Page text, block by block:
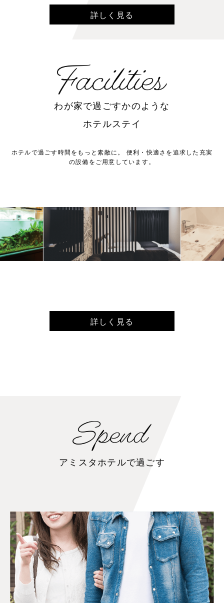
詳しく見る
わが家で過ごすかのような
ホテルステイ
ホテルで過ごす時間をもっと素敵に。
便利・快適さを追求した充実
の設備をご用意しています。
詳しく見る
アミスタホテルで過ごす